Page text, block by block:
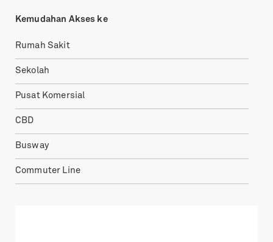
Kemudahan Akses ke
Rumah Sakit
Sekolah
Pusat Komersial
CBD
Busway
Commuter Line